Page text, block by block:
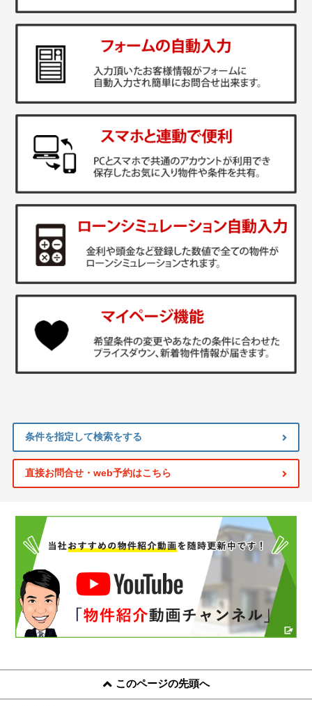
条件を指定して検索をする
直接お問合せ・web予約はこちら
このページの先頭へ